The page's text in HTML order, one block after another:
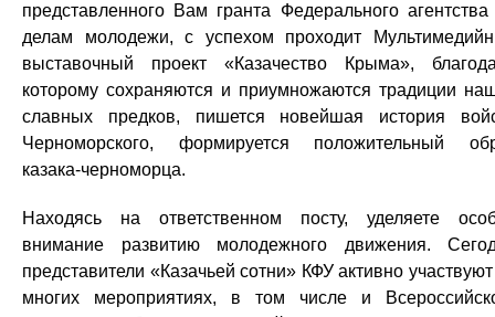
представленного Вам гранта Федерального
делам молодежи, с успехом проходит
выставочный проект «Казачество Крыма»,
которому сохраняются и приумножаются традиции
славных предков, пишется новейшая история
Черноморского, формируется положительный
казака-черноморца.
Находясь на ответственном посту, уделяете
внимание развитию молодежного движения.
представители «Казачьей сотни» КФУ активно
многих мероприятиях, в том числе и